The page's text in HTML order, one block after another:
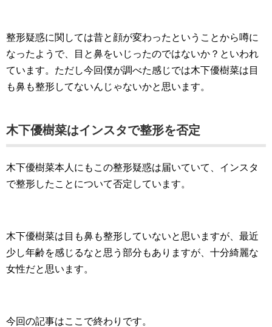
整形疑惑に関しては昔と顔が変わったということから噂に
なったようで、目と鼻をいじったのではないか？といわれ
ています。ただし今回僕が調べた感じでは木下優樹菜は目
も鼻も整形してないんじゃないかと思います。
木下優樹菜はインスタで整形を否定
木下優樹菜本人にもこの整形疑惑は届いていて、インスタ
で整形したことについて否定しています。
木下優樹菜は目も鼻も整形していないと思いますが、最近
少し年齢を感じるなと思う部分もありますが、十分綺麗な
女性だと思います。
今回の記事はここで終わりです。